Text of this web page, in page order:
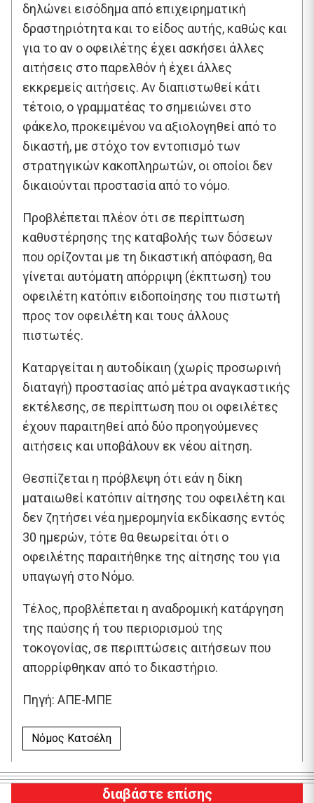
δηλώνει εισόδημα από επιχειρηματική
δραστηριότητα και το είδος αυτής, καθώς και
για το αν ο οφειλέτης έχει ασκήσει άλλες
αιτήσεις στο παρελθόν ή έχει άλλες
εκκρεμείς αιτήσεις. Αν διαπιστωθεί κάτι
τέτοιο, ο γραμματέας το σημειώνει στο
φάκελο, προκειμένου να αξιολογηθεί από το
δικαστή, με στόχο τον εντοπισμό των
στρατηγικών κακοπληρωτών, οι οποίοι δεν
δικαιούνται προστασία από το νόμο.
Προβλέπεται πλέον ότι σε περίπτωση
καθυστέρησης της καταβολής των δόσεων
που ορίζονται με τη δικαστική απόφαση, θα
γίνεται αυτόματη απόρριψη (έκπτωση) του
οφειλέτη κατόπιν ειδοποίησης του πιστωτή
προς τον οφειλέτη και τους άλλους
πιστωτές.
Καταργείται η αυτοδίκαιη (χωρίς προσωρινή
διαταγή) προστασίας από μέτρα αναγκαστικής
εκτέλεσης, σε περίπτωση που οι οφειλέτες
έχουν παραιτηθεί από δύο προηγούμενες
αιτήσεις και υποβάλουν εκ νέου αίτηση.
Θεσπίζεται η πρόβλεψη ότι εάν η δίκη
ματαιωθεί κατόπιν αίτησης του οφειλέτη και
δεν ζητήσει νέα ημερομηνία εκδίκασης εντός
30 ημερών, τότε θα θεωρείται ότι ο
οφειλέτης παραιτήθηκε της αίτησης του για
υπαγωγή στο Νόμο.
Τέλος, προβλέπεται η αναδρομική κατάργηση
της παύσης ή του περιορισμού της
τοκογονίας, σε περιπτώσεις αιτήσεων που
απορρίφθηκαν από το δικαστήριο.
Πηγή: ΑΠΕ-ΜΠΕ
Νόμος Κατσέλη
διαβάστε επίσης